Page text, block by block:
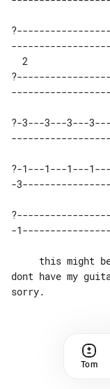
?-3---3---3---
?-1---1---1---
-
-
dont have my
Tom